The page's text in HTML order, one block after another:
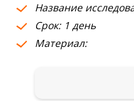
О компании
Где сдать
Название
Срок: 1 день
Материал: